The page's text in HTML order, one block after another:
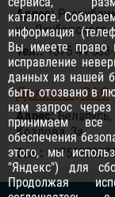
Адрес:
ул. Якубовского,
Тел.:+375 44 533-
Дольмен, ЗАО
Адрес:
Козлова, 3а
Тел.:
каталоге.
информация
Вы имеете право
исправление
данных из нашей
быть отозвано в
нам запрос
принимаем
обеспечения
этого, мы
"Яндекс") для
Продолжая